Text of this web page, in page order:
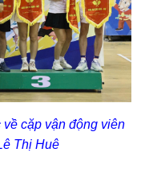
cặp vận động viên
Thị Huê